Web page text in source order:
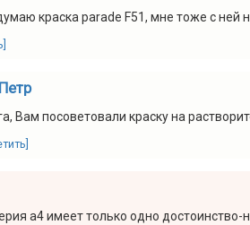
краска parade F51, мне тоже с ней
Петр
Вам посоветовали краску на
а4 имеет только одно